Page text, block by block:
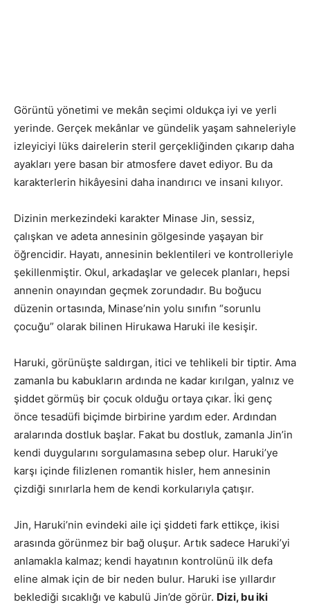
Görüntü yönetimi ve mekân seçimi oldukça iyi ve yerli
yerinde. Gerçek mekânlar ve gündelik yaşam sahneleriyle
izleyiciyi lüks dairelerin steril gerçekliğinden çıkarıp daha
ayakları yere basan bir atmosfere davet ediyor. Bu da
karakterlerin hikâyesini daha inandırıcı ve insani kılıyor.
Dizinin merkezindeki karakter Minase Jin, sessiz,
çalışkan ve adeta annesinin gölgesinde yaşayan bir
öğrencidir. Hayatı, annesinin beklentileri ve kontrolleriyle
şekillenmiştir. Okul, arkadaşlar ve gelecek planları, hepsi
annenin onayından geçmek zorundadır. Bu boğucu
düzenin ortasında, Minase’nin yolu sınıfın “sorunlu
çocuğu” olarak bilinen Hirukawa Haruki ile kesişir.
Haruki, görünüşte saldırgan, itici ve tehlikeli bir tiptir. Ama
zamanla bu kabukların ardında ne kadar kırılgan, yalnız ve
şiddet görmüş bir çocuk olduğu ortaya çıkar. İki genç
önce tesadüfi biçimde birbirine yardım eder. Ardından
aralarında dostluk başlar. Fakat bu dostluk, zamanla Jin’in
kendi duygularını sorgulamasına sebep olur. Haruki’ye
karşı içinde filizlenen romantik hisler, hem annesinin
çizdiği sınırlarla hem de kendi korkularıyla çatışır.
Jin, Haruki’nin evindeki aile içi şiddeti fark ettikçe, ikisi
arasında görünmez bir bağ oluşur. Artık sadece Haruki’yi
anlamakla kalmaz; kendi hayatının kontrolünü ilk defa
eline almak için de bir neden bulur. Haruki ise yıllardır
beklediği sıcaklığı ve kabulü Jin’de görür. Dizi, bu iki